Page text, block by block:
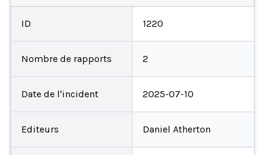
ID 1220
Nombre de rapports 2
Date de l'incident 2025-07-10
Editeurs Daniel Atherton